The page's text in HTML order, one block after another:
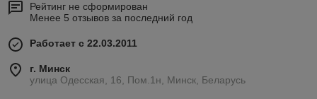
Рейтинг не сформирован
Менее 5 отзывов за последний год
Работает с 22.03.2011
г. Минск
улица Одесская, 16, Пом.1н, Минск, Беларусь